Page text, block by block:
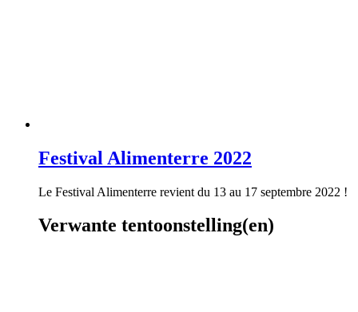
Festival Alimenterre 2022
Le Festival Alimenterre revient du 13 au 17 septembre 2022 !
Verwante tentoonstelling(en)